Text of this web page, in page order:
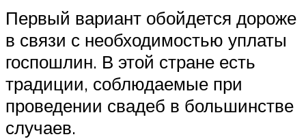
Первый вариант обойдется дороже
в связи с необходимостью уплаты
госпошлин. В этой стране есть
традиции, соблюдаемые при
проведении свадеб в большинстве
случаев.